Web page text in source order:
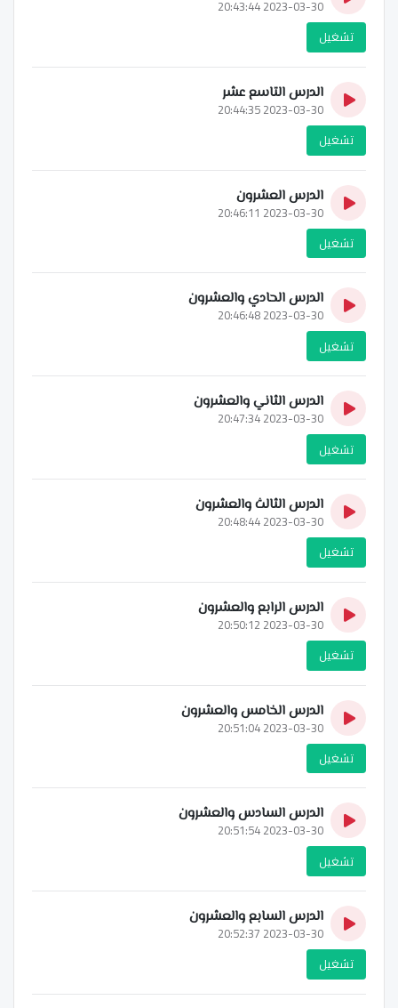
2023-03-30 20:43:44
تشغيل
الدرس التاسع عشر
2023-03-30 20:44:35
تشغيل
الدرس العشرون
2023-03-30 20:46:11
تشغيل
الدرس الحادي والعشرون
2023-03-30 20:46:48
تشغيل
الدرس الثاني والعشرون
2023-03-30 20:47:34
تشغيل
الدرس الثالث والعشرون
2023-03-30 20:48:44
تشغيل
الدرس الرابع والعشرون
2023-03-30 20:50:12
تشغيل
الدرس الخامس والعشرون
2023-03-30 20:51:04
تشغيل
الدرس السادس والعشرون
2023-03-30 20:51:54
تشغيل
الدرس السابع والعشرون
2023-03-30 20:52:37
تشغيل